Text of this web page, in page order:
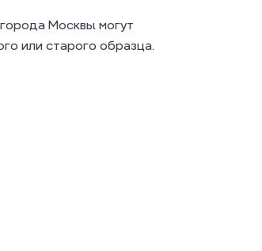
Москвы могут
или старого образца.